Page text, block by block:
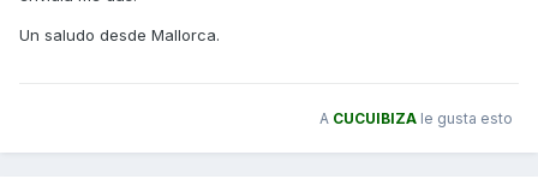
Un saludo desde Mallorca.
A CUCUIBIZA le gusta esto